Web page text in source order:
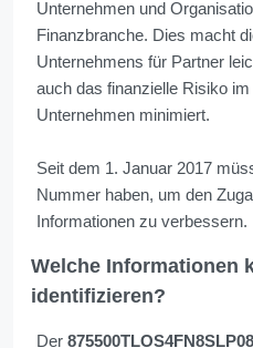
Unternehmen und
Finanzbranche. Dies macht
Unternehmens für Partner
auch das finanzielle Risiko
Unternehmen minimiert.
Seit dem 1. Januar 2017
Nummer haben, um den
Informationen zu verbessern.
Welche Informationen
identifizieren?
Der